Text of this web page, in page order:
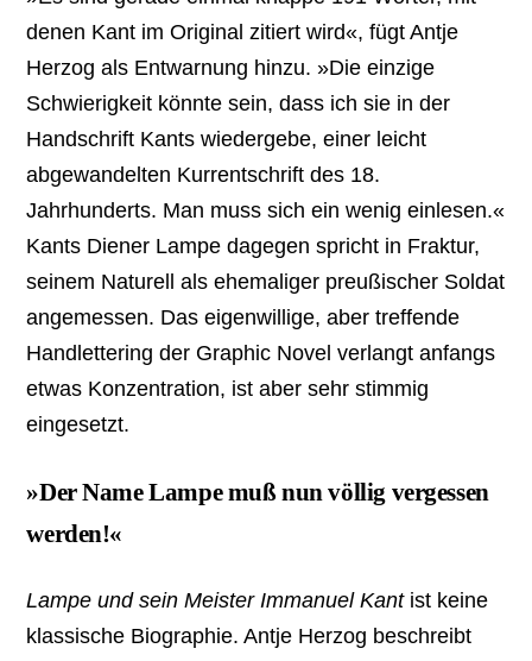
denen Kant im Original zitiert wird«, fügt Antje
Herzog als Entwarnung hinzu. »Die einzige
Schwierigkeit könnte sein, dass ich sie in der
Handschrift Kants wiedergebe, einer leicht
abgewandelten Kurrentschrift des 18.
Jahrhunderts. Man muss sich ein wenig einlesen.«
Kants Diener Lampe dagegen spricht in Fraktur,
seinem Naturell als ehemaliger preußischer Soldat
angemessen. Das eigenwillige, aber treffende
Handlettering der Graphic Novel verlangt anfangs
etwas Konzentration, ist aber sehr stimmig
eingesetzt.
»Der Name Lampe muß nun völlig vergessen
werden!«
Lampe und sein Meister Immanuel Kantist keine
klassische Biographie. Antje Herzog beschreibt